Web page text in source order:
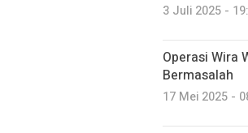
3 Juli 2025 -
Operasi Wira
Bermasalah
17 Mei 2025 -